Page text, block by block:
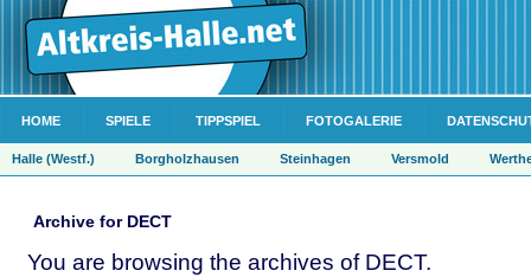
HOME SPIELE TIPPSPIEL FOTOGALERIE
Halle (Westf.) Borgholzhausen Steinhagen Versmold
Archive for DECT
You are browsing the archives of DECT.